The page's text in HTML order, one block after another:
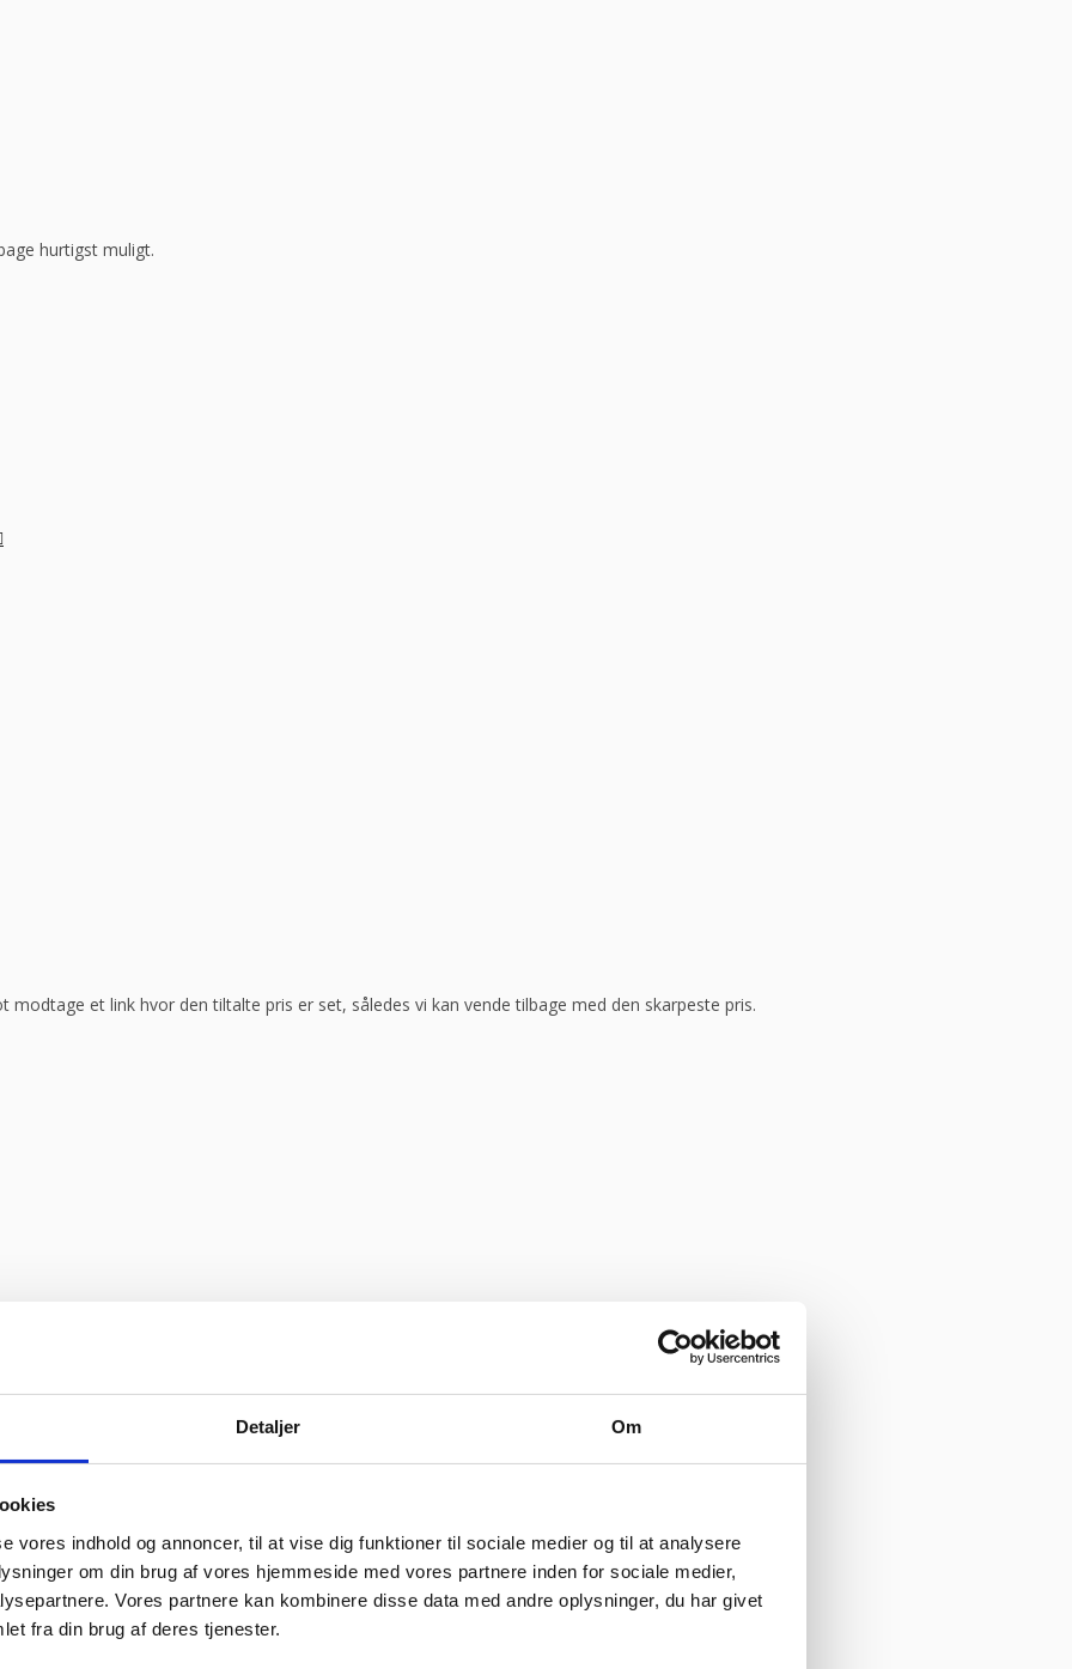
Detaljer Om
vores indhold og annoncer, til at vise dig funktioner til sociale medier og til at analysere
om din brug af vores hjemmeside med vores partnere inden for sociale medier,
Vores partnere kan kombinere disse data med andre oplysninger, du har givet
fra din brug af deres tjenester.
hurtigst muligt.
et link hvor den tiltalte pris er set, således vi kan vende tilbage med den skarpeste pris.